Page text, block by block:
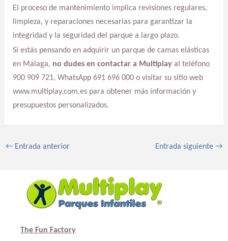
El proceso de mantenimiento implica revisiones regulares,
limpieza, y reparaciones necesarias para garantizar la
integridad y la seguridad del parque a largo plazo.
Si estás pensando en adquirir un parque de camas elásticas
en Málaga, no dudes en contactar a Multiplayal teléfono
900 909 721, WhatsApp 691 696 000 o visitar su sitio web
www.multiplay.com.es para obtener más información y
presupuestos personalizados.
←Entrada anterior Entrada siguiente→
The Fun Factory